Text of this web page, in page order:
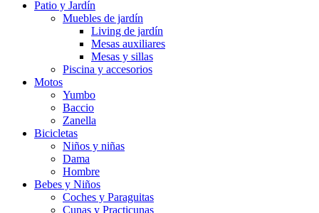
Patio y Jardín
Muebles de jardín
Living de jardín
Mesas auxiliares
Mesas y sillas
Piscina y accesorios
Motos
Yumbo
Baccio
Zanella
Bicicletas
Niños y niñas
Dama
Hombre
Bebes y Niños
Coches y Paraguitas
Cunas y Practicunas